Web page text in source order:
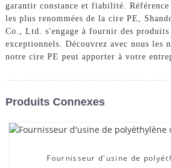
garantir constance et fiabilité.
les plus renommées de la cire PE,
Co., Ltd. s'engage à fournir des
exceptionnels. Découvrez avec nous les
notre cire PE peut apporter à votre
Produits Connexes
Fournisseur d'usine de